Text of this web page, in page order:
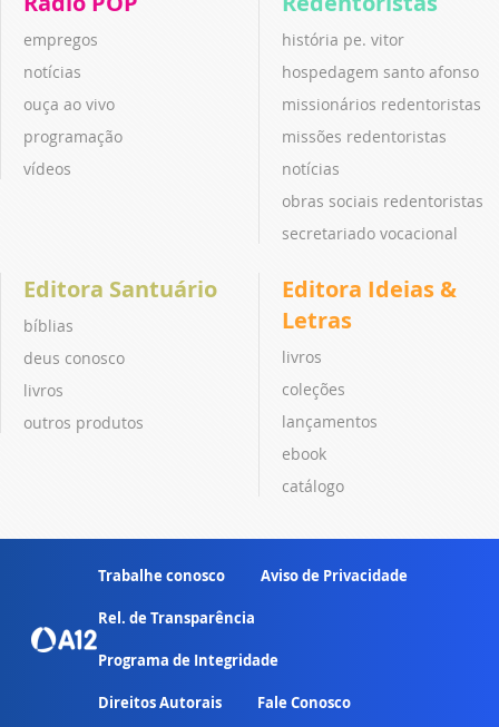
empregos
notícias
ouça ao vivo
programação
vídeos
história pe. vitor
hospedagem santo afonso
missionários redentoristas
missões redentoristas
notícias
obras sociais redentoristas
secretariado vocacional
Editora Santuário
bíblias
deus conosco
livros
outros produtos
Editora Ideias &
Letras
livros
coleções
lançamentos
ebook
catálogo
Trabalhe conosco Aviso de Privacidade
Rel. de Transparência
Programa de Integridade
Direitos Autorais Fale Conosco